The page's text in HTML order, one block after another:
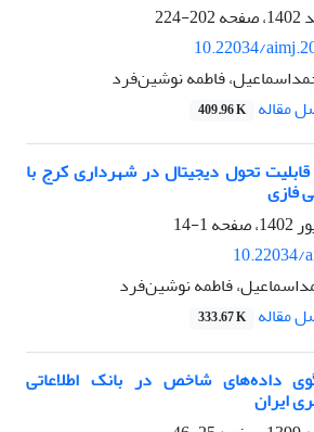
202-224
10.22034/
فاطمه نوشین‌فرد
مقاله 409.96 K
تحول دیجیتال در شهرداری کرج با
فازی
1-14
10.22034/
فاطمه نوشین‌فرد
مقاله 333.67 K
داده‌های شاخص در بانک اطلاعاتی
ایران